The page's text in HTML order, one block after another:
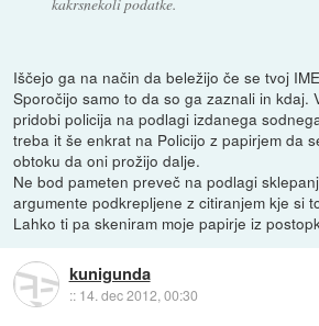
Iščejo ga na način da beležijo če se tvoj
Sporočijo samo to da so ga zaznali in kdaj.
pridobi policija na podlagi izdanega
treba it še enkrat na Policijo z papirjem da
obtoku da oni prožijo dalje.
Ne bod pameten preveč na podlagi
argumente podkrepljene z citiranjem kje si
Lahko ti pa skeniram moje papirje iz
kunigunda
:: 14. dec 2012, 00:30